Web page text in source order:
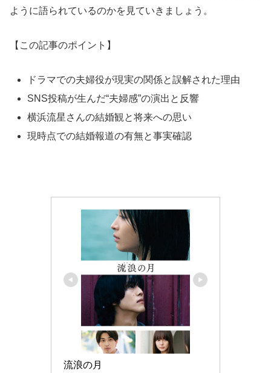
ように語られているのかを見ていきましょう。
【この記事のポイント】
ドラマでの夫婦役が現実の関係と誤解された理由
SNS投稿が生んだ“夫婦感”の演出と反響
横浜流星さんの結婚観と将来への思い
現時点での結婚報道の有無と事実確認
流浪の月